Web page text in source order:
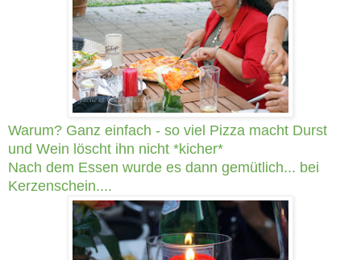
Warum? Ganz einfach - so viel Pizza macht Durst
und Wein löscht ihn nicht *kicher*
Nach dem Essen wurde es dann gemütlich... bei
Kerzenschein....